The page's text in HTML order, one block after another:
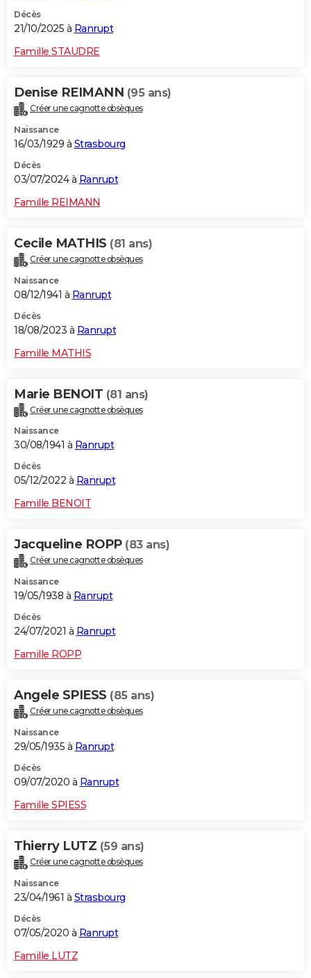
S'inscrire
Se connecter
Lycées
Collèges
Primaires
Universités
Entreprises
Service militaire
Avis de recherche
AVIS DE DÉCÈS
FORUM
Bricolage
Culture
Television
Voyage
Décès
21/10/2025 à Ranrupt
Famille STAUDRE
Denise REIMANN (95 ans)
Créer une cagnotte obsèques
Naissance
16/03/1929 à Strasbourg
Décès
03/07/2024 à Ranrupt
Famille REIMANN
Cecile MATHIS (81 ans)
Créer une cagnotte obsèques
Naissance
08/12/1941 à Ranrupt
Décès
18/08/2023 à Ranrupt
Famille MATHIS
Marie BENOIT (81 ans)
Créer une cagnotte obsèques
Naissance
30/08/1941 à Ranrupt
Décès
05/12/2022 à Ranrupt
Famille BENOIT
Jacqueline ROPP (83 ans)
Créer une cagnotte obsèques
Naissance
19/05/1938 à Ranrupt
Décès
24/07/2021 à Ranrupt
Famille ROPP
Angele SPIESS (85 ans)
Créer une cagnotte obsèques
Naissance
29/05/1935 à Ranrupt
Décès
09/07/2020 à Ranrupt
Famille SPIESS
Thierry LUTZ (59 ans)
Créer une cagnotte obsèques
Naissance
23/04/1961 à Strasbourg
Décès
07/05/2020 à Ranrupt
Famille LUTZ